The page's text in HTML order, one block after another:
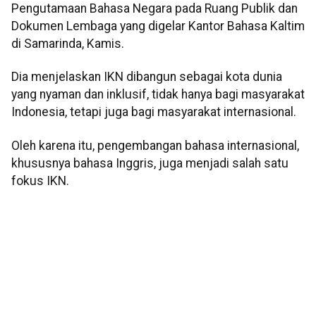
Pengutamaan Bahasa Negara pada Ruang Publik dan
Dokumen Lembaga yang digelar Kantor Bahasa Kaltim
di Samarinda, Kamis.
Dia menjelaskan IKN dibangun sebagai kota dunia
yang nyaman dan inklusif, tidak hanya bagi masyarakat
Indonesia, tetapi juga bagi masyarakat internasional.
Oleh karena itu, pengembangan bahasa internasional,
khususnya bahasa Inggris, juga menjadi salah satu
fokus IKN.